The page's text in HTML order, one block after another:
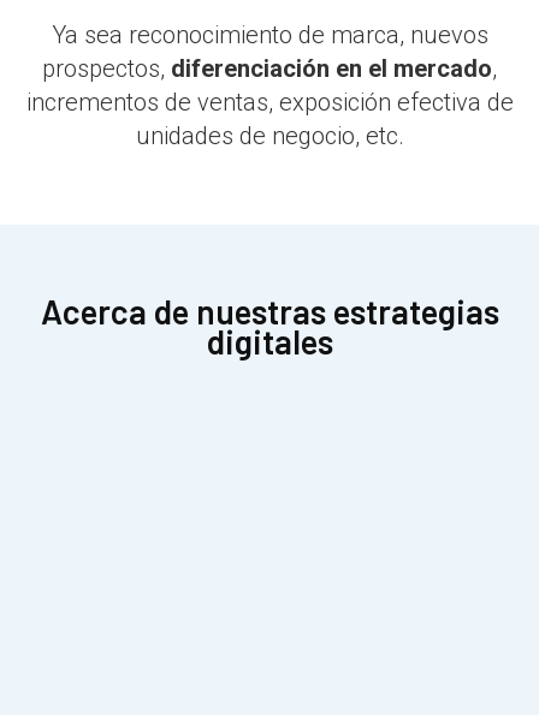
Ya sea reconocimiento de marca, nuevos
prospectos, diferenciación en el mercado,
incrementos de ventas, exposición efectiva de
unidades de negocio, etc.
Acerca de nuestras estrategias
digitales